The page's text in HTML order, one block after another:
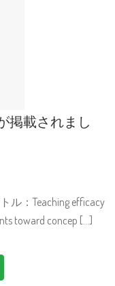
掲載されまし
ル：Teaching efficacy
toward concep […]